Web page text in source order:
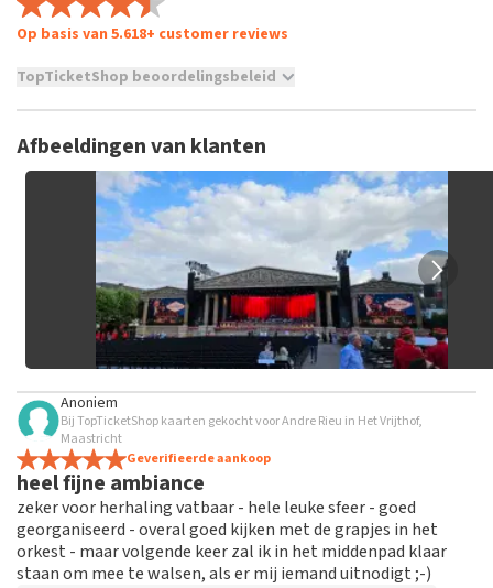
Op basis van 5.618+ customer reviews
TopTicketShop beoordelingsbeleid
niet mogelijk om een review achter te laten als je geen
tickets hebt aangeschaft bij TopTicketShop. Reviews met
grof taalgebruik en/of onwaarheden worden niet geplaatst.
Het kan enkele weken duren voordat een review wordt
Afbeeldingen van klanten
Anoniem
Bij TopTicketShop kaarten gekocht voor Andre Rieu in Het Vrijthof,
Maastricht
Geverifieerde aankoop
heel fijne ambiance
zeker voor herhaling vatbaar - hele leuke sfeer - goed
georganiseerd - overal goed kijken met de grapjes in het
orkest - maar volgende keer zal ik in het middenpad klaar
staan om mee te walsen, als er mij iemand uitnodigt ;-)